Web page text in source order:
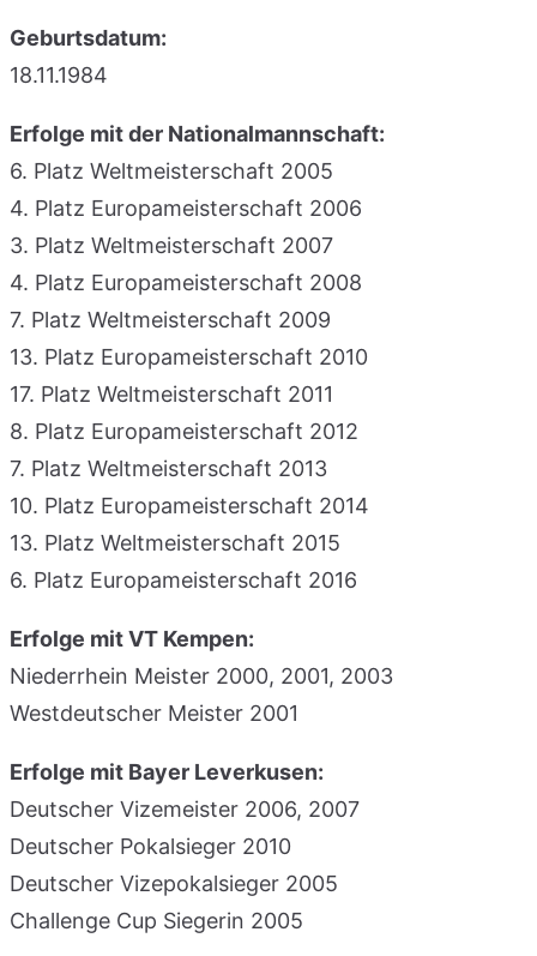
Geburtsdatum:
18.11.1984
Erfolge mit der Nationalmannschaft:
6. Platz Weltmeisterschaft 2005
4. Platz Europameisterschaft 2006
3. Platz Weltmeisterschaft 2007
4. Platz Europameisterschaft 2008
7. Platz Weltmeisterschaft 2009
13. Platz Europameisterschaft 2010
17. Platz Weltmeisterschaft 2011
8. Platz Europameisterschaft 2012
7. Platz Weltmeisterschaft 2013
10. Platz Europameisterschaft 2014
13. Platz Weltmeisterschaft 2015
6. Platz Europameisterschaft 2016
Erfolge mit VT Kempen:
Niederrhein Meister 2000, 2001, 2003
Westdeutscher Meister 2001
Erfolge mit Bayer Leverkusen:
Deutscher Vizemeister 2006, 2007
Deutscher Pokalsieger 2010
Deutscher Vizepokalsieger 2005
Challenge Cup Siegerin 2005